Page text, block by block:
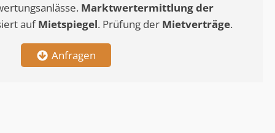
Marktwertermittlungder
aufMietspiegel. Prüfung der Mietverträge.
Anfragen